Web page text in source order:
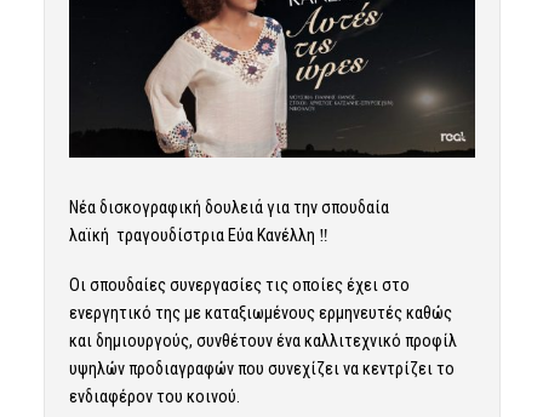
Νέα δισκογραφική δουλειά για την σπουδαία
λαϊκή τραγουδίστρια Εύα Κανέλλη ‼
Οι σπουδαίες συνεργασίες τις οποίες έχει στο
ενεργητικό της με καταξιωμένους ερμηνευτές καθώς
και δημιουργούς, συνθέτουν ένα καλλιτεχνικό προφίλ
υψηλών προδιαγραφών που συνεχίζει να κεντρίζει το
ενδιαφέρον του κοινού.